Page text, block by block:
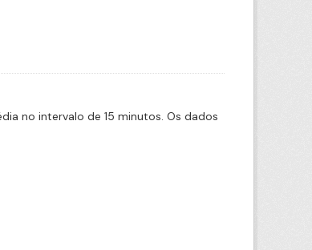
no intervalo de 15 minutos. Os dados